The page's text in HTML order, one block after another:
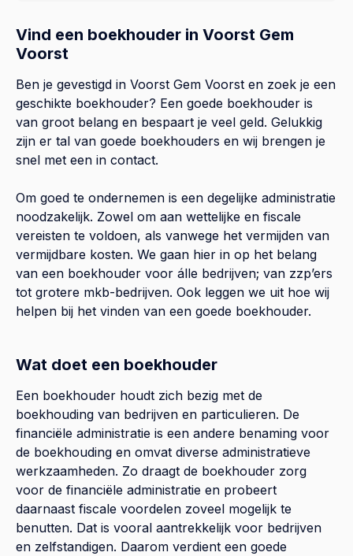
Vind een boekhouder in Voorst Gem
Voorst
Ben je gevestigd in Voorst Gem Voorst en zoek je een
geschikte boekhouder? Een goede boekhouder is
van groot belang en bespaart je veel geld. Gelukkig
zijn er tal van goede boekhouders en wij brengen je
snel met een in contact.
Om goed te ondernemen is een degelijke administratie
noodzakelijk. Zowel om aan wettelijke en fiscale
vereisten te voldoen, als vanwege het vermijden van
vermijdbare kosten. We gaan hier in op het belang
van een boekhouder voor álle bedrijven; van zzp’ers
tot grotere mkb-bedrijven. Ook leggen we uit hoe wij
helpen bij het vinden van een goede boekhouder.
Wat doet een boekhouder
Een boekhouder houdt zich bezig met de
boekhouding van bedrijven en particulieren. De
financiële administratie is een andere benaming voor
de boekhouding en omvat diverse administratieve
werkzaamheden. Zo draagt de boekhouder zorg
voor de financiële administratie en probeert
daarnaast fiscale voordelen zoveel mogelijk te
benutten. Dat is vooral aantrekkelijk voor bedrijven
en zelfstandigen. Daarom verdient een goede